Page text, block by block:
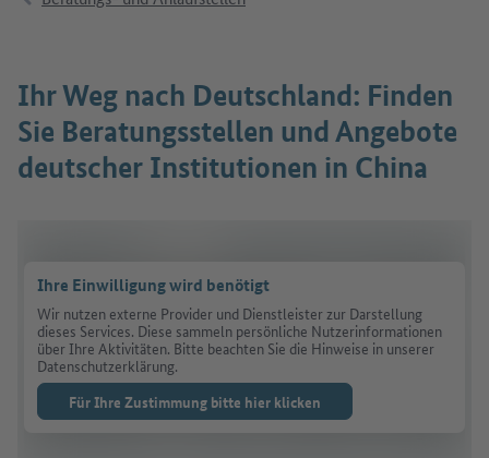
Ihr Weg nach Deutschland: Finden
Sie Beratungsstellen und Angebote
deutscher Institutionen in China
Ihre Einwilligung wird benötigt
Wir nutzen externe Provider und Dienstleister zur Darstellung
dieses Services. Diese sammeln persönliche Nutzerinformationen
über Ihre Aktivitäten. Bitte beachten Sie die Hinweise in unserer
Datenschutzerklärung.
Für Ihre Zustimmung bitte hier klicken